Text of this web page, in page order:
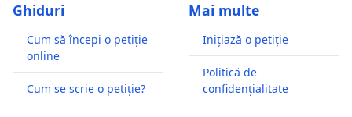
Ghiduri
Cum să începi o petiție
online
Cum se scrie o petiție?
Mai multe
Inițiază o petiție
Politică de
confidențialitate